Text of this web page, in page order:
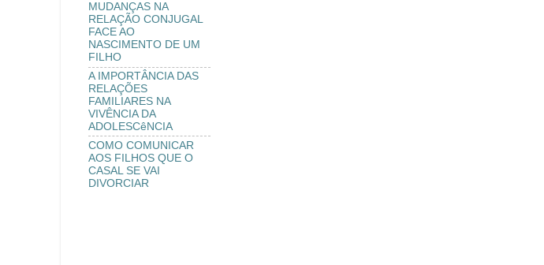
MUDANÇAS NA
RELAÇÃO CONJUGAL
FACE AO
NASCIMENTO DE UM
FILHO
A IMPORTÂNCIA DAS
RELAÇÕES
FAMILIARES NA
VIVÊNCIA DA
ADOLESCêNCIA
COMO COMUNICAR
AOS FILHOS QUE O
CASAL SE VAI
DIVORCIAR